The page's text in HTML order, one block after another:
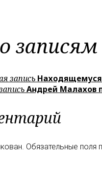
записям
запись Находящемуся
Андрей Малахов
Обязательные поля